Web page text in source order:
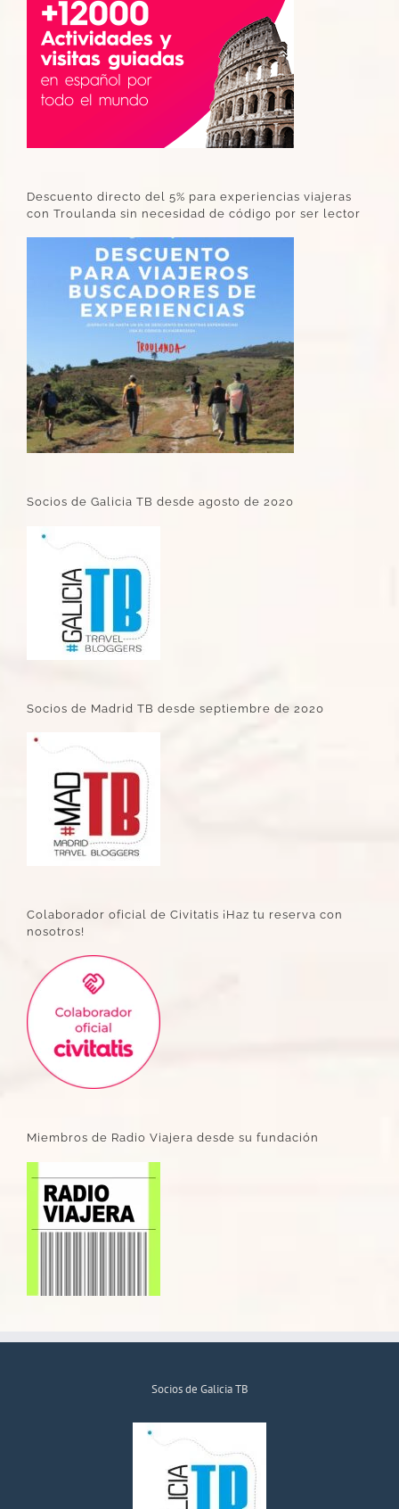
Descuento directo del 5% para experiencias viajeras
con Troulanda sin necesidad de código por ser lector
Socios de Galicia TB desde agosto de 2020
Socios de Madrid TB desde septiembre de 2020
Colaborador oficial de Civitatis ¡Haz tu reserva con
nosotros!
Miembros de Radio Viajera desde su fundación
Socios de Galicia TB